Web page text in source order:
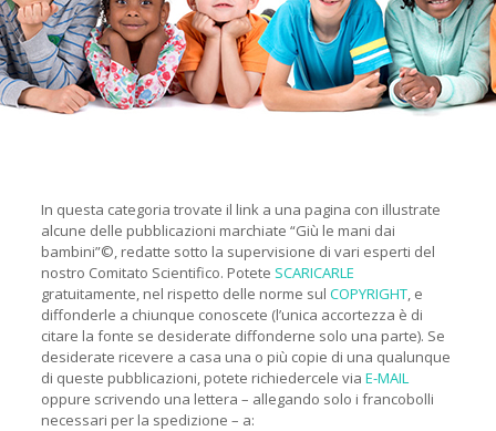
In questa categoria trovate il link a una pagina con illustrate
alcune delle pubblicazioni marchiate “Giù le mani dai
bambini”©, redatte sotto la supervisione di vari esperti del
nostro Comitato Scientifico. Potete SCARICARLE
gratuitamente, nel rispetto delle norme sul COPYRIGHT, e
diffonderle a chiunque conoscete (l’unica accortezza è di
citare la fonte se desiderate diffonderne solo una parte). Se
desiderate ricevere a casa una o più copie di una qualunque
di queste pubblicazioni, potete richiedercele via E-MAIL
oppure scrivendo una lettera – allegando solo i francobolli
necessari per la spedizione – a: